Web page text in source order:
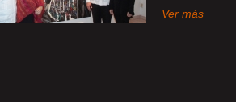
Ver más